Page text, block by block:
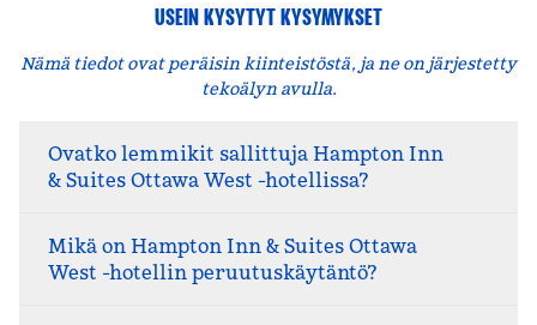
USEIN KYSYTYT KYSYMYKSET
Nämä tiedot ovat peräisin kiinteistöstä, ja ne on järjestetty
tekoälyn avulla.
Ovatko lemmikit sallittuja Hampton Inn
& Suites Ottawa West -hotellissa?
Mikä on Hampton Inn & Suites Ottawa
West -hotellin peruutuskäytäntö?